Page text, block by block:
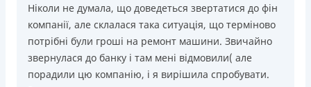
Ніколи не думала, що доведеться звертатися до фін
компанії, але склалася така ситуація, що терміново
потрібні були гроші на ремонт машини. Звичайно
звернулася до банку і там мені відмовили( але
порадили цю компанію, і я вирішила спробувати.